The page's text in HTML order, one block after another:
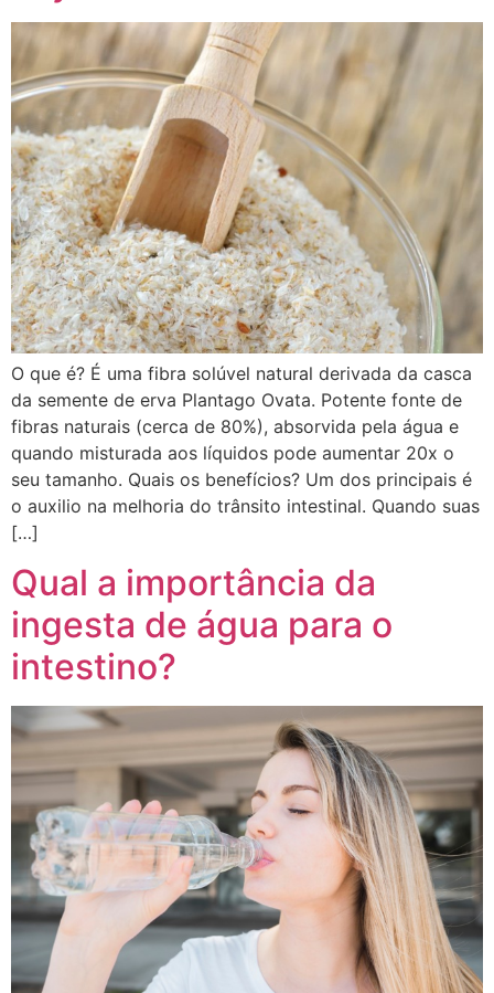
O que é? É uma fibra solúvel natural derivada da casca
da semente de erva Plantago Ovata. Potente fonte de
fibras naturais (cerca de 80%), absorvida pela água e
quando misturada aos líquidos pode aumentar 20x o
seu tamanho. Quais os benefícios? Um dos principais é
o auxilio na melhoria do trânsito intestinal. Quando suas
[…]
Qual a importância da
ingesta de água para o
intestino?